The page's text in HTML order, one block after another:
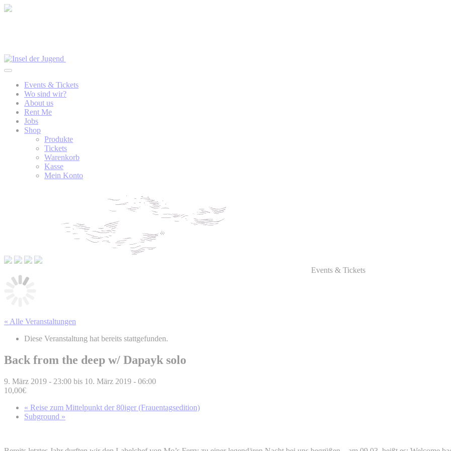
Events & Tickets
Wo sind wir?
About us
Rent Me
Jobs
Shop
Produkte
Tickets
Warenkorb
Kasse
Mein Konto
Events & Tickets
« Alle Veranstaltungen
Diese Veranstaltung hat bereits stattgefunden.
Back from the deep w/ Dapayk solo
9. März 2019 - 23:00 bis 10. März 2019 - 06:00
10,00€
« Reise zum Mittelpunkt der 80iger (Frauentagsedition)
Subground »